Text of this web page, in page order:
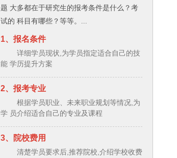
题 大多都在于研究生的报考条件是什么？考
试的 科目有哪些？等等。...
1、报名条件
详细学员现状,为学员指定适合自己的技
能 学历提升方案
2、报考专业
根据学员职业、未来职业规划等情况,为
学 员介绍适合自己的专业及课程
3、院校费用
清楚学员要求后,推荐院校,介绍学校收费